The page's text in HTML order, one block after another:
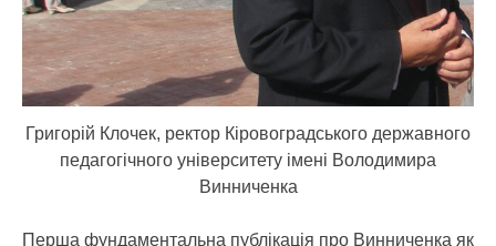
Григорій Клочек, ректор Кіровоградського державного
педагогічного університету імені Володимира
Винниченка
Перша фундаментальна публікація про Винниченка як